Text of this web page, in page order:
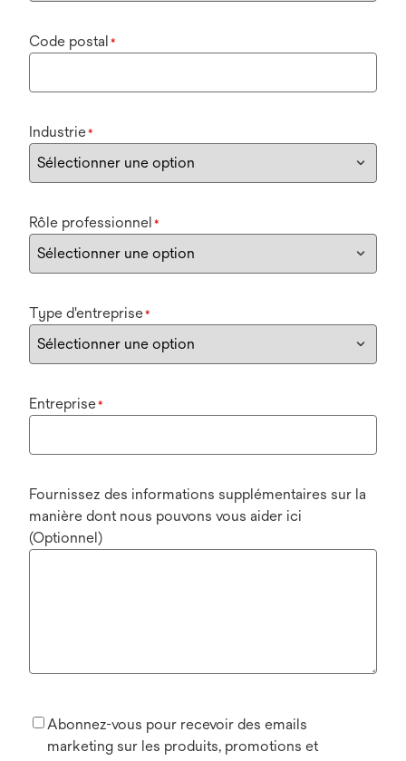
Code postal *
Industrie*
Rôle professionnel *
Type d'entreprise*
Entreprise*
Fournissez des informations supplémentaires sur la
manière dont nous pouvons vous aider ici
(Optionnel)
Abonnez-vous pour recevoir des emails
marketing sur les produits, promotions et